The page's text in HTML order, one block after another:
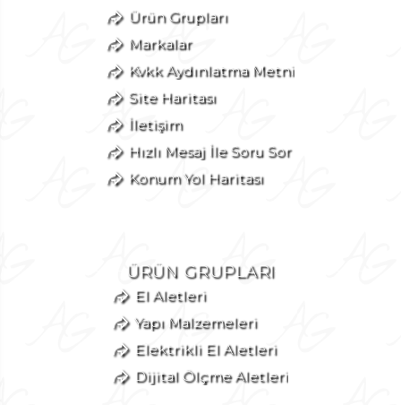
Ürün Grupları
Markalar
Kvkk Aydınlatma Metni
Site Haritası
İletişim
Hızlı Mesaj İle Soru Sor
Konum Yol Haritası
ÜRÜN GRUPLARI
El Aletleri
Yapı Malzemeleri
Elektrikli El Aletleri
Dijital Ölçme Aletleri